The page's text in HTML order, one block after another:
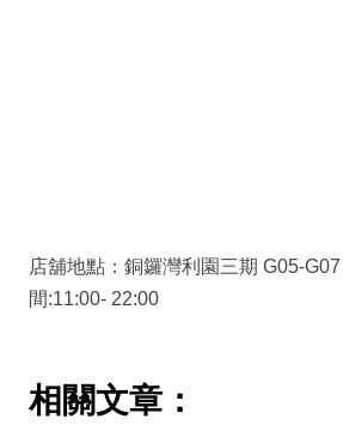
店舖地點：銅鑼灣利園三期 G05-
間:11:00- 22:00
相關文章：